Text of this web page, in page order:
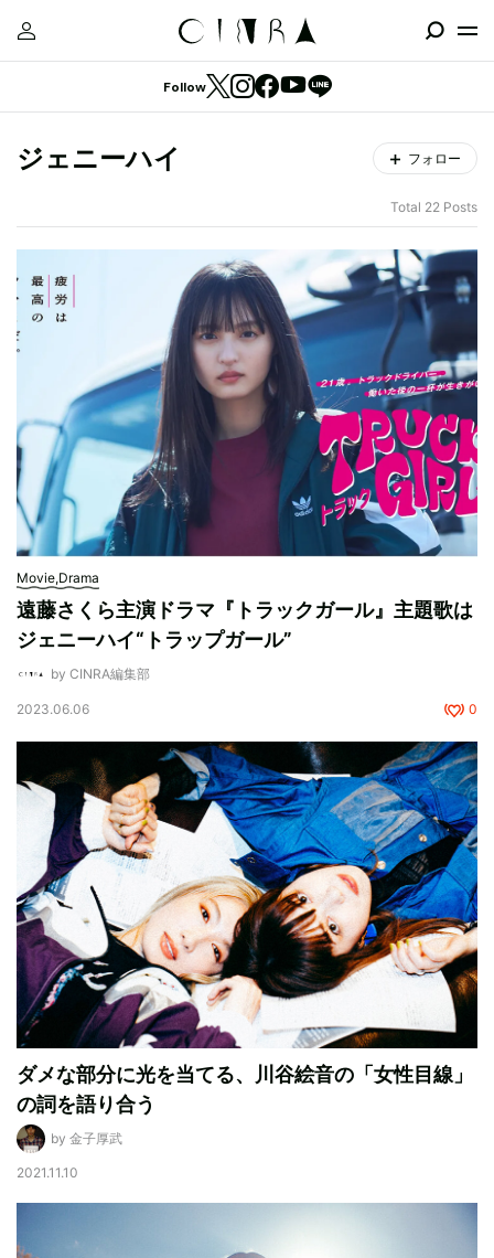
Follow
ジェニーハイ フォロー
Total 22 Posts
Movie,Drama
遠藤さくら主演ドラマ『トラックガール』主題歌は
ジェニーハイ“トラップガール”
by CINRA編集部
2023.06.06 0
ダメな部分に光を当てる、川谷絵音の「女性目線」
の詞を語り合う
by 金子厚武
2021.11.10